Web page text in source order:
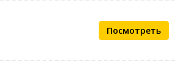
Посмотреть